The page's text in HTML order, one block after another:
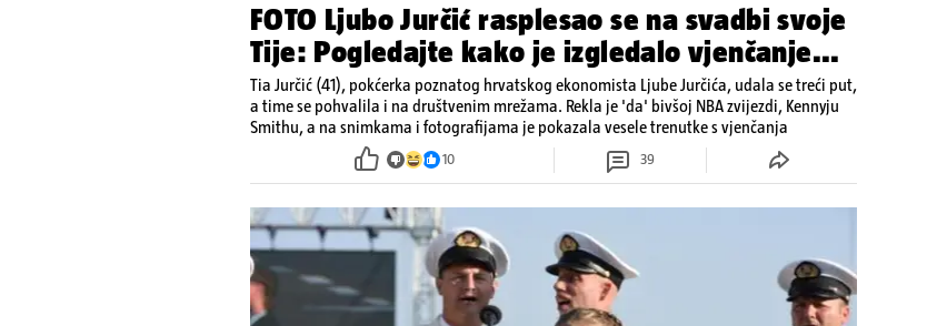
FOTO Ljubo Jurčić rasplesao se na svadbi svoje
Tije: Pogledajte kako je izgledalo vjenčanje...
Tia Jurčić (41), pokćerka poznatog hrvatskog ekonomista Ljube Jurčića, udala se treći put,
a time se pohvalila i na društvenim mrežama. Rekla je 'da' bivšoj NBA zvijezdi, Kennyju
Smithu, a na snimkama i fotografijama je pokazala vesele trenutke s vjenčanja
10 39